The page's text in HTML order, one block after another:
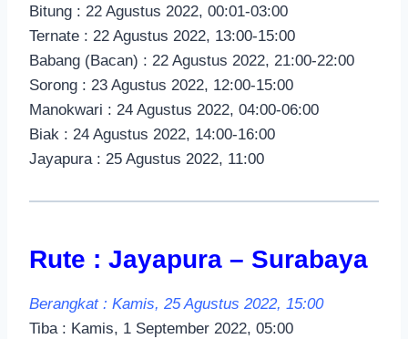
Bitung : 22 Agustus 2022, 00:01-03:00
Ternate : 22 Agustus 2022, 13:00-15:00
Babang (Bacan) : 22 Agustus 2022, 21:00-22:00
Sorong : 23 Agustus 2022, 12:00-15:00
Manokwari : 24 Agustus 2022, 04:00-06:00
Biak : 24 Agustus 2022, 14:00-16:00
Jayapura : 25 Agustus 2022, 11:00
Rute : Jayapura – Surabaya
Berangkat : Kamis, 25 Agustus 2022, 15:00
Tiba : Kamis, 1 September 2022, 05:00